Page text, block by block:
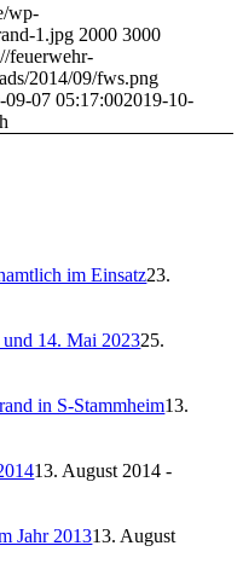
wp-
1.jpg 2000 3000
feuerwehr-
2014/09/fws.png
09-07 05:17:002019-10-
im Einsatz23.
14. Mai 202325.
in S-Stammheim13.
13. August 2014 -
Jahr 201313. August